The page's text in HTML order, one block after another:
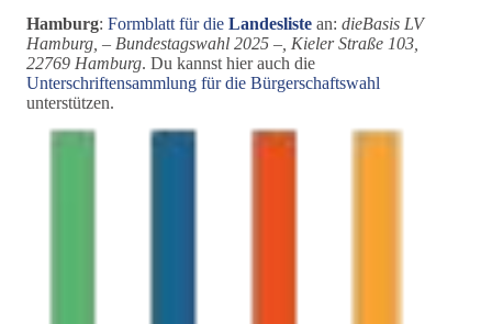
Hamburg: Formblatt für die Landesliste an: dieBasis LV
Hamburg, – Bundestagswahl 2025 –, Kieler Straße 103,
22769 Hamburg. Du kannst hier auch die
Unterschriftensammlung für die Bürgerschaftswahl
unterstützen.